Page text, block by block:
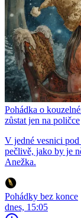
Pohádka o
zůstat jen na poličce
V jedné vesnici
pečlivě, jako by je
Anežka.
Pohádky bez konce
dnes, 15:05